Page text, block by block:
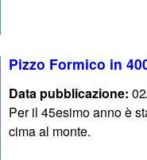
Pizzo Formico in
Data pubblicazione:
Per il 45esimo anno è
cima al monte.